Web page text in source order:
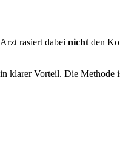
rasiert dabei nicht den
klarer Vorteil. Die Methode